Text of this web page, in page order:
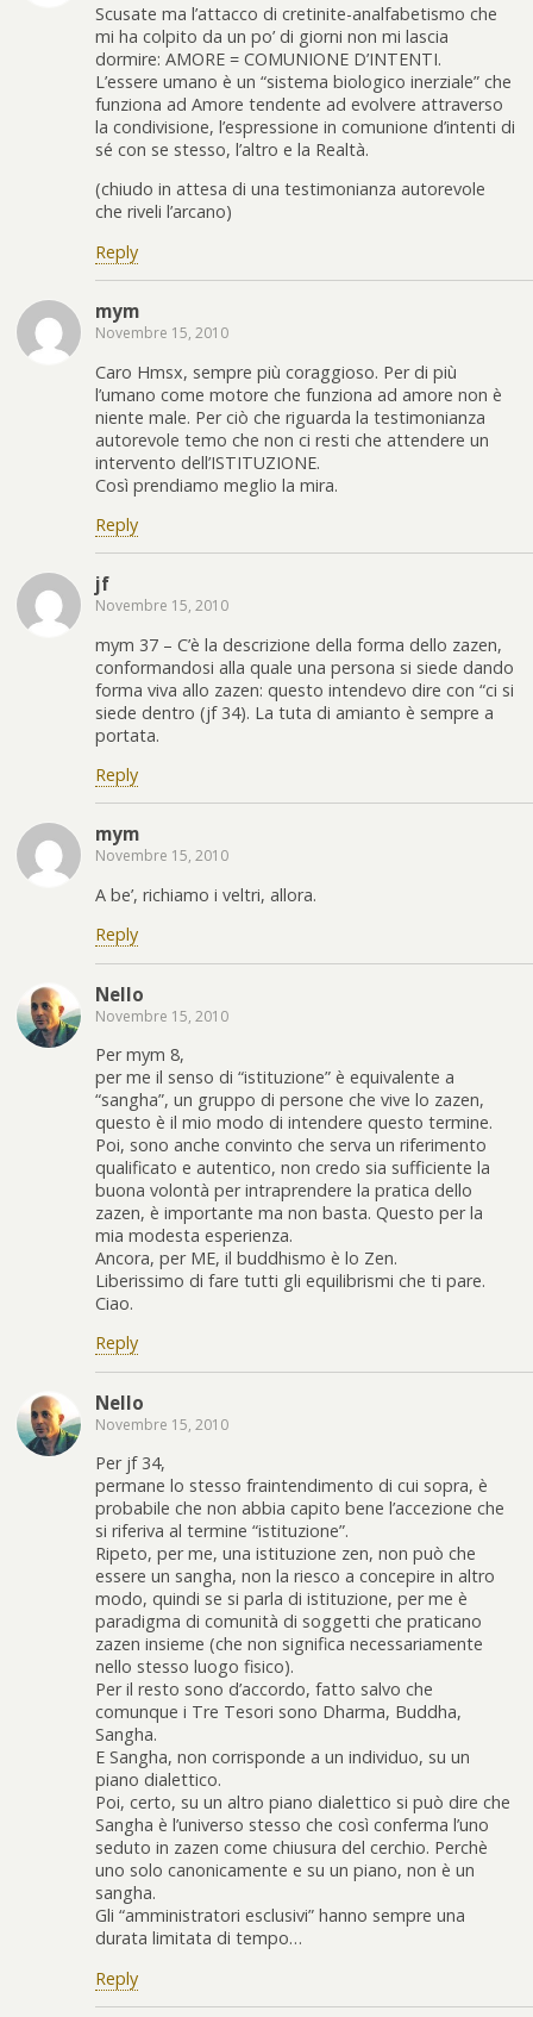
Scusate ma l’attacco di cretinite-analfabetismo che
mi ha colpito da un po’ di giorni non mi lascia
dormire: AMORE = COMUNIONE D’INTENTI.
L’essere umano è un “sistema biologico inerziale” che
funziona ad Amore tendente ad evolvere attraverso
la condivisione, l’espressione in comunione d’intenti di
sé con se stesso, l’altro e la Realtà.
(chiudo in attesa di una testimonianza autorevole
che riveli l’arcano)
Reply
mym
Novembre 15, 2010
Caro Hmsx, sempre più coraggioso. Per di più
l’umano come motore che funziona ad amore non è
niente male. Per ciò che riguarda la testimonianza
autorevole temo che non ci resti che attendere un
intervento dell’ISTITUZIONE.
Così prendiamo meglio la mira.
Reply
jf
Novembre 15, 2010
mym 37 – C’è la descrizione della forma dello zazen,
conformandosi alla quale una persona si siede dando
forma viva allo zazen: questo intendevo dire con “ci si
siede dentro (jf 34). La tuta di amianto è sempre a
portata.
Reply
mym
Novembre 15, 2010
A be’, richiamo i veltri, allora.
Reply
Nello
Novembre 15, 2010
Per mym 8,
per me il senso di “istituzione” è equivalente a
“sangha”, un gruppo di persone che vive lo zazen,
questo è il mio modo di intendere questo termine.
Poi, sono anche convinto che serva un riferimento
qualificato e autentico, non credo sia sufficiente la
buona volontà per intraprendere la pratica dello
zazen, è importante ma non basta. Questo per la
mia modesta esperienza.
Ancora, per ME, il buddhismo è lo Zen.
Liberissimo di fare tutti gli equilibrismi che ti pare.
Ciao.
Reply
Nello
Novembre 15, 2010
Per jf 34,
permane lo stesso fraintendimento di cui sopra, è
probabile che non abbia capito bene l’accezione che
si riferiva al termine “istituzione”.
Ripeto, per me, una istituzione zen, non può che
essere un sangha, non la riesco a concepire in altro
modo, quindi se si parla di istituzione, per me è
paradigma di comunità di soggetti che praticano
zazen insieme (che non significa necessariamente
nello stesso luogo fisico).
Per il resto sono d’accordo, fatto salvo che
comunque i Tre Tesori sono Dharma, Buddha,
Sangha.
E Sangha, non corrisponde a un individuo, su un
piano dialettico.
Poi, certo, su un altro piano dialettico si può dire che
Sangha è l’universo stesso che così conferma l’uno
seduto in zazen come chiusura del cerchio. Perchè
uno solo canonicamente e su un piano, non è un
sangha.
Gli “amministratori esclusivi” hanno sempre una
durata limitata di tempo…
Reply